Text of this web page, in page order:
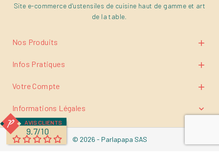
Site e-commerce d'ustensiles de cuisine haut de gamme et art
de la table.
Nos Produits 
Infos Pratiques 
Votre Compte 
Informations Légales 
AVIS CLIENTS
9.7/10
© 2026 - Parlapapa SAS